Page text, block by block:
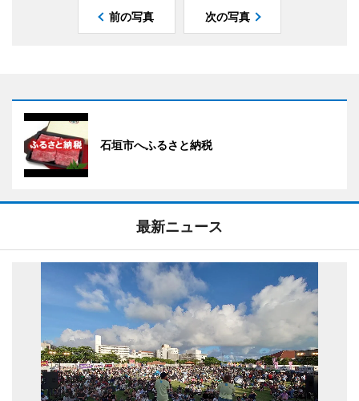
前の写真 次の写真
石垣市へふるさと納税
最新ニュース